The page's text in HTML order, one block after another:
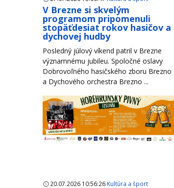
V Brezne si skvelým
programom pripomenuli
stopäťdesiat rokov hasičov a
dychovej hudby
Posledný júlový víkend patril v Brezne
významnému jubileu. Spoločné oslavy
Dobrovoľného hasičského zboru Brezno
a Dychového orchestra Brezno ...
20.07.2026 10:56:26 Kultúra a šport